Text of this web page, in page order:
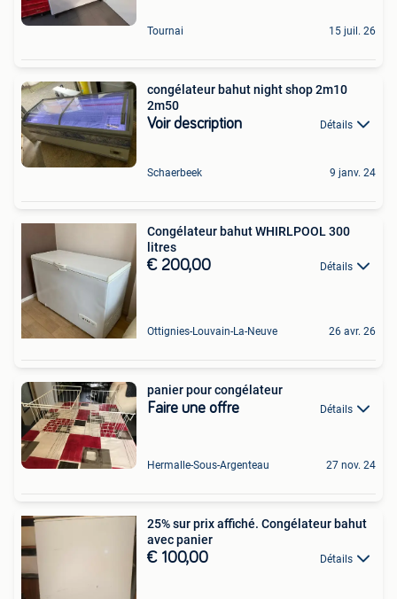
Tournai 15 juil. 26
congélateur bahut night shop 2m10
2m50
Voir description Détails
Schaerbeek 9 janv. 24
Congélateur bahut WHIRLPOOL 300
litres
€ 200,00 Détails
Ottignies-Louvain-La-Neuve 26 avr. 26
panier pour congélateur
Faire une offre Détails
Hermalle-Sous-Argenteau 27 nov. 24
25% sur prix affiché. Congélateur bahut
avec panier
€ 100,00 Détails